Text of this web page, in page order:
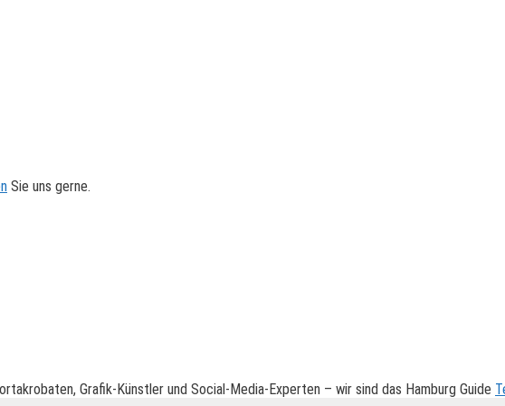
Sie uns gerne.
Grafik-Künstler und Social-Media-Experten – wir sind das Hamburg Guide